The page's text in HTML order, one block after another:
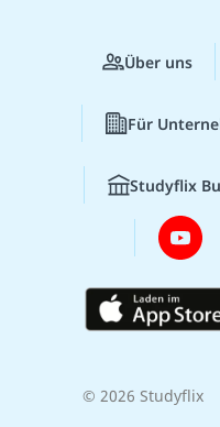
Über uns
Für
Studyflix
© 2026 Studyflix